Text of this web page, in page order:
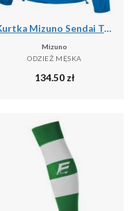
Kurtka Mizuno Sendai Trad
Mizuno
ODZIEŻ MĘSKA
134.50zł